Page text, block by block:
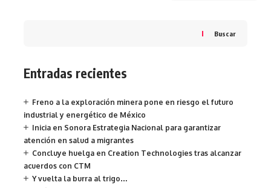
Buscar
Entradas recientes
Freno a la exploración minera pone en riesgo el futuro
industrial y energético de México
Inicia en Sonora Estrategia Nacional para garantizar
atención en salud a migrantes
Concluye huelga en Creation Technologies tras alcanzar
acuerdos con CTM
Y vuelta la burra al trigo…